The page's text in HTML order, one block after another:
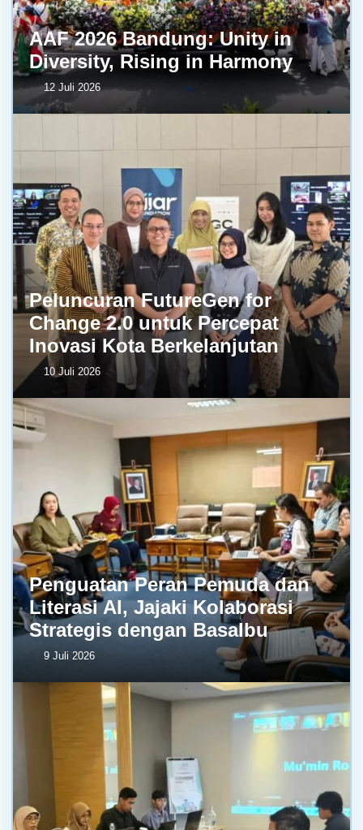
AAF 2026 Bandung: Unity in
Diversity, Rising in Harmony
12 Juli 2026
Peluncuran FutureGen for
Change 2.0 untuk Percepat
Inovasi Kota Berkelanjutan
10 Juli 2026
Penguatan Peran Pemuda dan
Literasi AI, Jajaki Kolaborasi
Strategis dengan BasaIbu
9 Juli 2026